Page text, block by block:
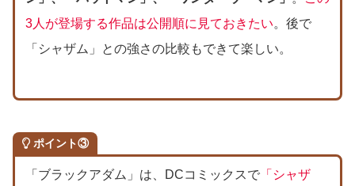
3人が登場する作品は公開順に見ておきたい。後で
「シャザム」との強さの比較もできて楽しい。
ポイント③
「ブラックアダム」は、DCコミックスで「シャザ